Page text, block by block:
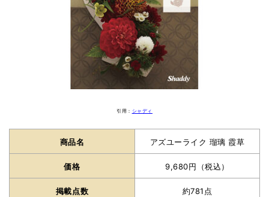
引用： シャディ
商品名 アズユーライク 瑠璃 霞草
価格 9,680円（税込）
掲載点数 約781点